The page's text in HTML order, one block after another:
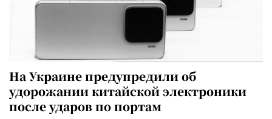
На Украине предупредили об
удорожании китайской электроники
после ударов по портам